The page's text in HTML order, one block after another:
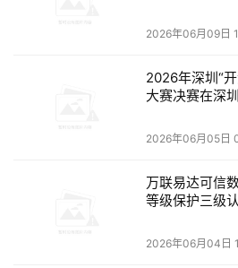
是一张可演进、可管理、可交
是基于这一判断，新一代的
太网的确定性"与"彩光承载的
了个WDM+TDM双超融合架构。
2026年06月09日
2026年深圳“
大赛决赛在深
2026年06月05日
万联易达可信
等级保护三级
2026年06月04日